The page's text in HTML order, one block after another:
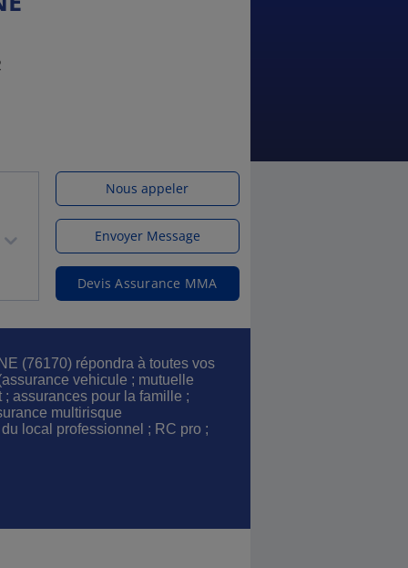
Nous appeler
Envoyer Message
Devis Assurance MMA
(76170) répondra à toutes vos
vehicule ; mutuelle
assurances pour la famille ;
multirisque
local professionnel ; RC pro ;